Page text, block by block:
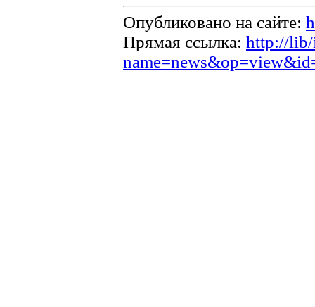
Опубликовано на сайте:
Прямая ссылка: http://lib/